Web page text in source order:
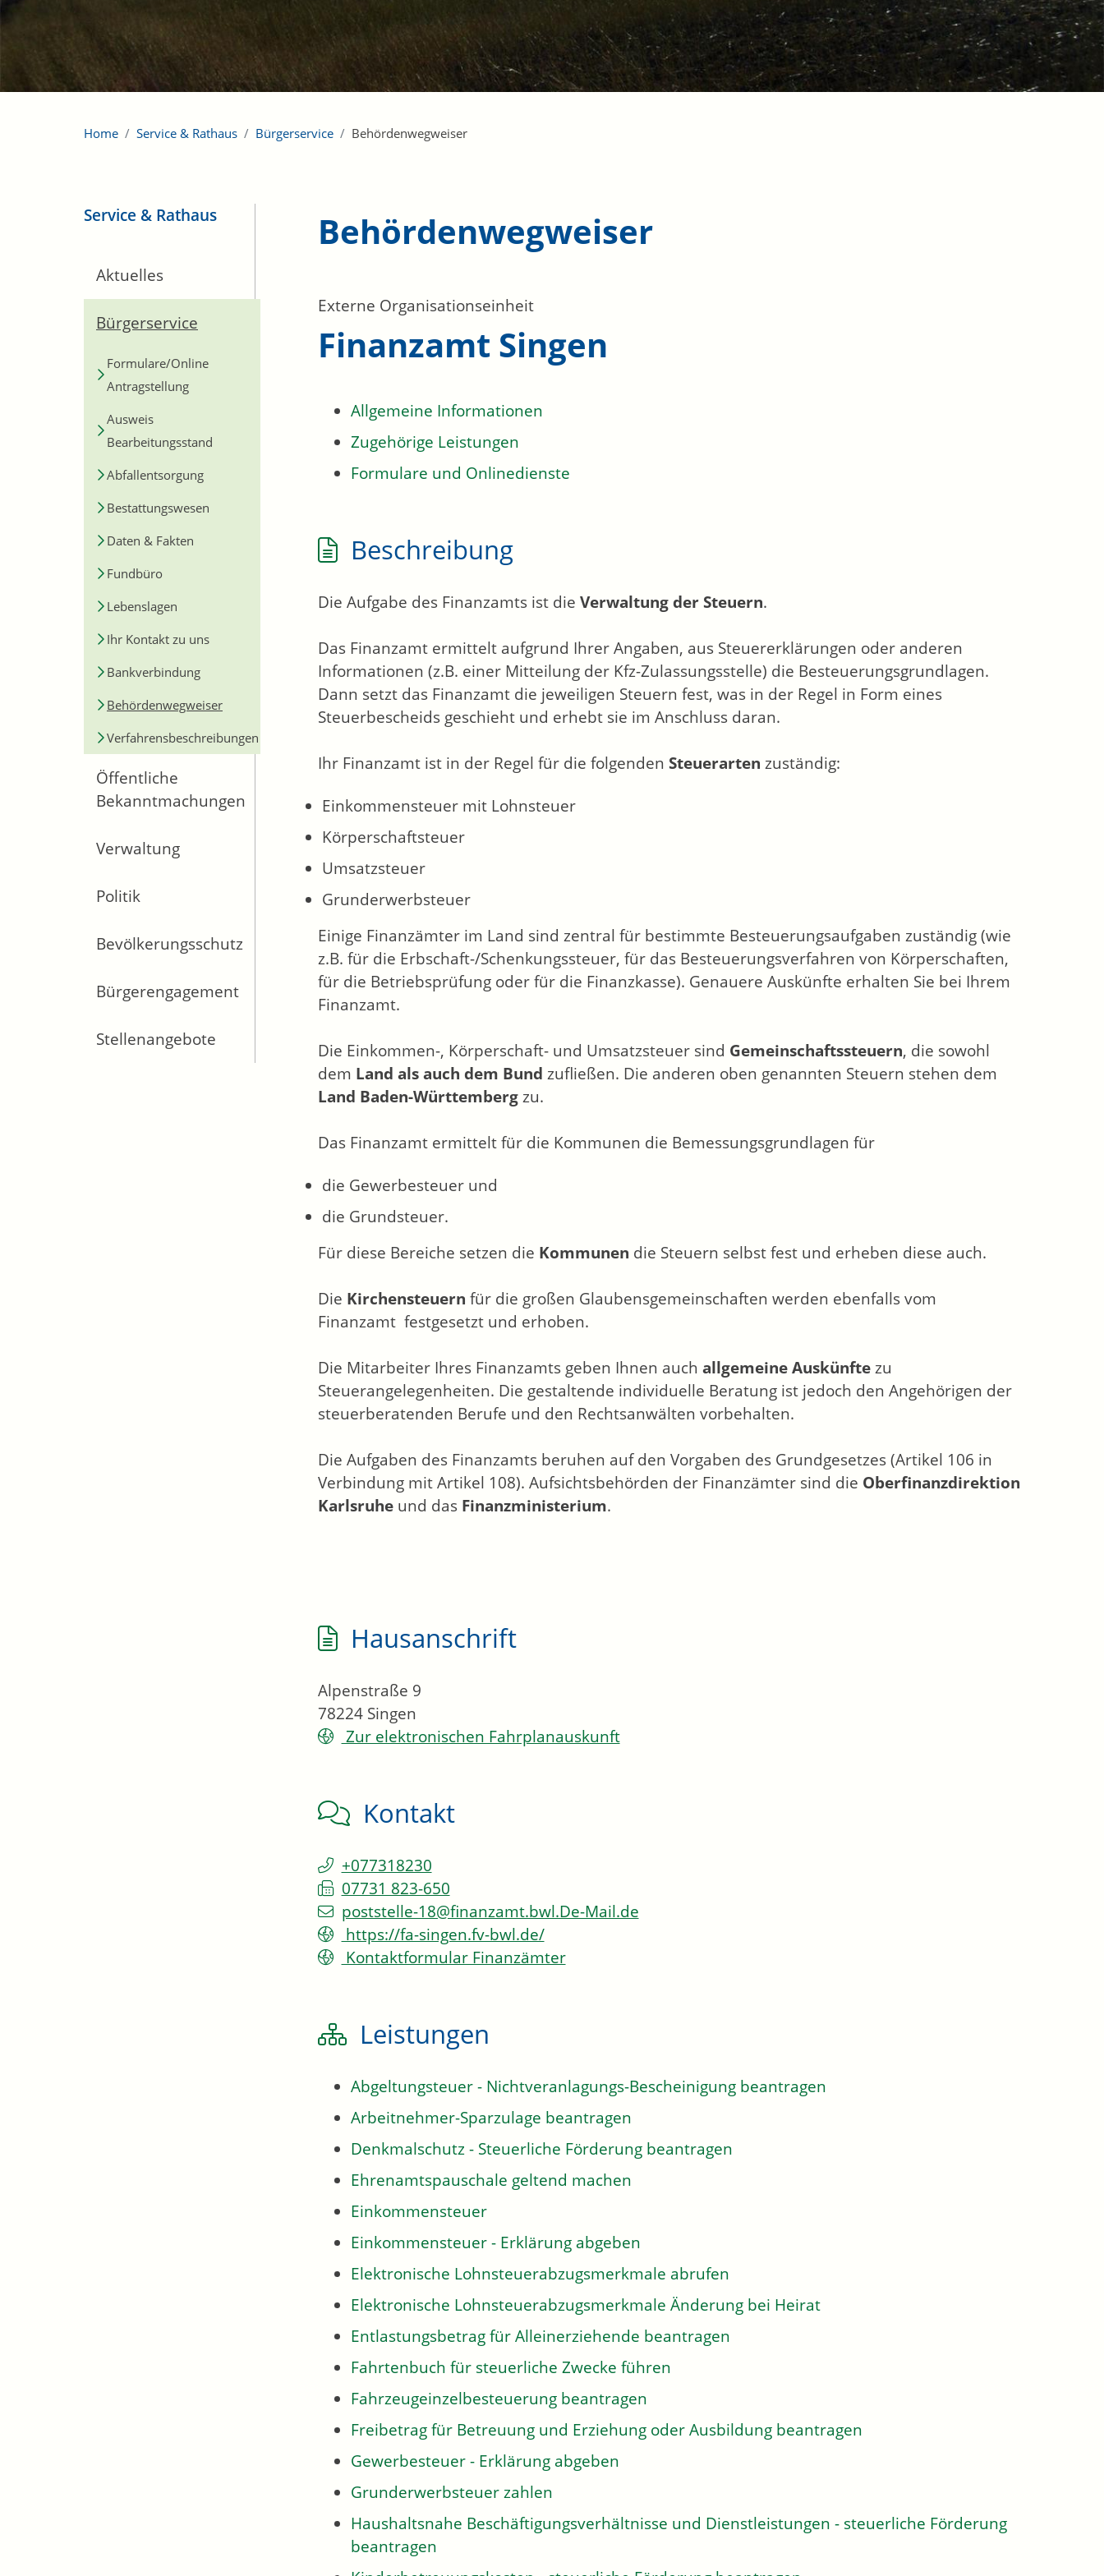
Home Service & Rathaus Bürgerservice Behördenwegweiser
Service & Rathaus
Aktuelles
Bürgerservice
Formulare/Online
Antragstellung
Ausweis
Bearbeitungsstand
Abfallentsorgung
Bestattungswesen
Daten & Fakten
Fundbüro
Lebenslagen
Ihr Kontakt zu uns
Bankverbindung
Behördenwegweiser
Verfahrensbeschreibungen
Öffentliche
Bekanntmachungen
Verwaltung
Politik
Bevölkerungsschutz
Bürgerengagement
Stellenangebote
Behördenwegweiser
Externe Organisationseinheit
Finanzamt Singen
Allgemeine Informationen
Zugehörige Leistungen
Formulare und Onlinedienste
Beschreibung
Die Aufgabe des Finanzamts ist die Verwaltung der Steuern.
Das Finanzamt ermittelt aufgrund Ihrer Angaben, aus Steuererklärungen oder anderen
Informationen (z.B. einer Mitteilung der Kfz-Zulassungsstelle) die Besteuerungsgrundlagen.
Dann setzt das Finanzamt die jeweiligen Steuern fest, was in der Regel in Form eines
Steuerbescheids geschieht und erhebt sie im Anschluss daran.
Ihr Finanzamt ist in der Regel für die folgenden Steuerarten zuständig:
Einkommensteuer mit Lohnsteuer
Körperschaftsteuer
Umsatzsteuer
Grunderwerbsteuer
Einige Finanzämter im Land sind zentral für bestimmte Besteuerungsaufgaben zuständig (wie
z.B. für die Erbschaft-/Schenkungssteuer, für das Besteuerungsverfahren von Körperschaften,
für die Betriebsprüfung oder für die Finanzkasse). Genauere Auskünfte erhalten Sie bei Ihrem
Finanzamt.
Die Einkommen-, Körperschaft- und Umsatzsteuer sind Gemeinschaftssteuern, die sowohl
dem Land als auch dem Bund zufließen. Die anderen oben genannten Steuern stehen dem
Land Baden-Württembergzu.
Das Finanzamt ermittelt für die Kommunen die Bemessungsgrundlagen für
die Gewerbesteuer und
die Grundsteuer.
Für diese Bereiche setzen die Kommunen die Steuern selbst fest und erheben diese auch.
Die Kirchensteuern für die großen Glaubensgemeinschaften werden ebenfalls vom
Finanzamt festgesetzt und erhoben.
Die Mitarbeiter Ihres Finanzamts geben Ihnen auch allgemeine Auskünftezu
Steuerangelegenheiten. Die gestaltende individuelle Beratung ist jedoch den Angehörigen der
steuerberatenden Berufe und den Rechtsanwälten vorbehalten.
Die Aufgaben des Finanzamts beruhen auf den Vorgaben des Grundgesetzes (Artikel 106 in
Verbindung mit Artikel 108). Aufsichtsbehörden der Finanzämter sind die Oberfinanzdirektion
Karlsruhe und das Finanzministerium.
Hausanschrift
Alpenstraße 9
78224 Singen
Zur elektronischen Fahrplanauskunft
Kontakt
+077318230
07731 823-650
poststelle-18@finanzamt.bwl.De-Mail.de
https://fa-singen.fv-bwl.de/
Kontaktformular Finanzämter
Leistungen
Abgeltungsteuer - Nichtveranlagungs-Bescheinigung beantragen
Arbeitnehmer-Sparzulage beantragen
Denkmalschutz - Steuerliche Förderung beantragen
Ehrenamtspauschale geltend machen
Einkommensteuer
Einkommensteuer - Erklärung abgeben
Elektronische Lohnsteuerabzugsmerkmale abrufen
Elektronische Lohnsteuerabzugsmerkmale Änderung bei Heirat
Entlastungsbetrag für Alleinerziehende beantragen
Fahrtenbuch für steuerliche Zwecke führen
Fahrzeugeinzelbesteuerung beantragen
Freibetrag für Betreuung und Erziehung oder Ausbildung beantragen
Gewerbesteuer - Erklärung abgeben
Grunderwerbsteuer zahlen
Haushaltsnahe Beschäftigungsverhältnisse und Dienstleistungen - steuerliche Förderung
beantragen